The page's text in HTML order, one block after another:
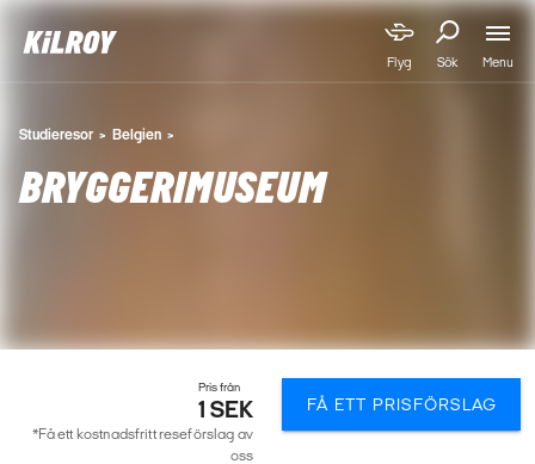
Flyg Sök Menu
Studieresor Belgien
BRYGGERIMUSEUM
Pris från
1 SEK
*Få ett kostnadsfritt reseförslag av
oss
FÅ ETT PRISFÖRSLAG